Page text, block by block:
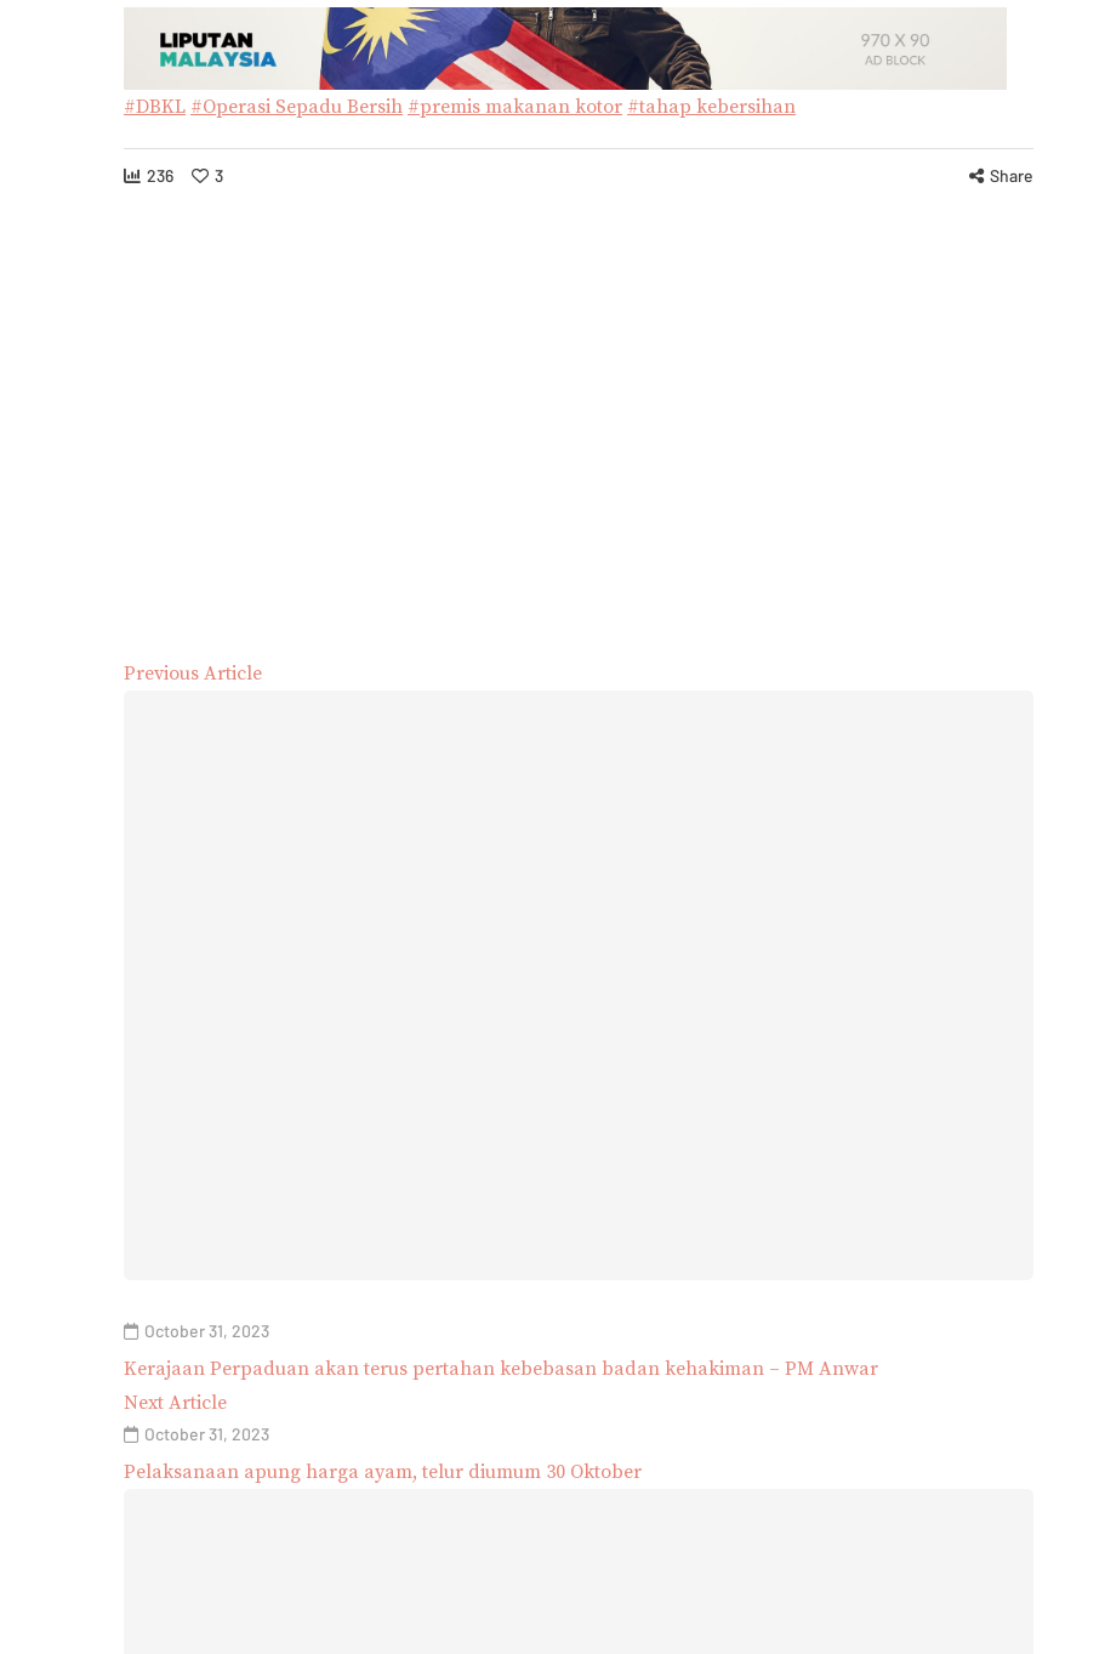
#DBKL #Operasi Sepadu Bersih #premis makanan kotor #tahap kebersihan
236 3 Share
Previous Article
October 31, 2023
Kerajaan Perpaduan akan terus pertahan kebebasan badan kehakiman – PM Anwar
Next Article
October 31, 2023
Pelaksanaan apung harga ayam, telur diumum 30 Oktober